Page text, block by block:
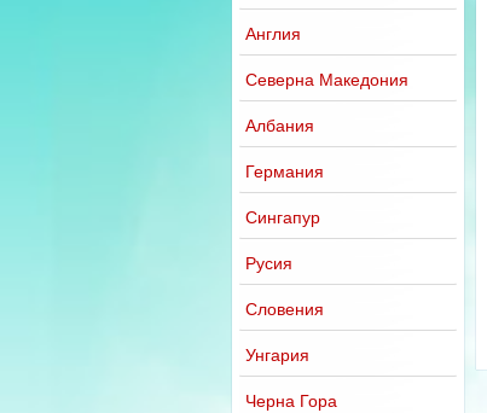
Англия
Северна Македония
Албания
Германия
Сингапур
Русия
Словения
Унгария
Черна Гора